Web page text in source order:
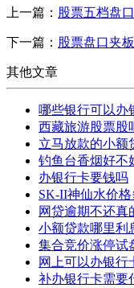
上一篇： 股票五档盘
下一篇： 股票盘口夹
其他文章
哪些银行可以办
西藏旅游股票股
立马放款的小额
钓鱼台香烟好不
办银行卡要钱吗
SK-II神仙水价格
网贷逾期不还真
小额贷款哪里利
集合竞价涨停试
网上可以办银行
补办银行卡需要